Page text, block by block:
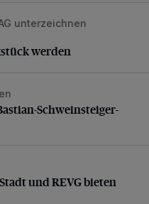
werden
unterzeichnen
werden
Schweinsteiger-
Schweinsteiger-
und REVG bieten
und REVG bieten